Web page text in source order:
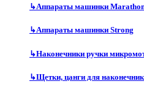
↳Аппараты машинки
↳Аппараты машинки Strong
↳Наконечники ручки
↳Щетки, цанги для